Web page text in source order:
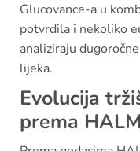
Glucovance-a u
potvrdila i nekoliko
analiziraju
lijeka.
Evolucija
prema